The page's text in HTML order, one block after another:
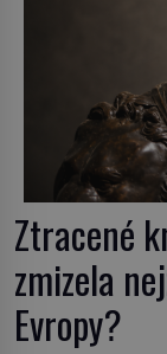
Ztracené
zmizela
Evropy?